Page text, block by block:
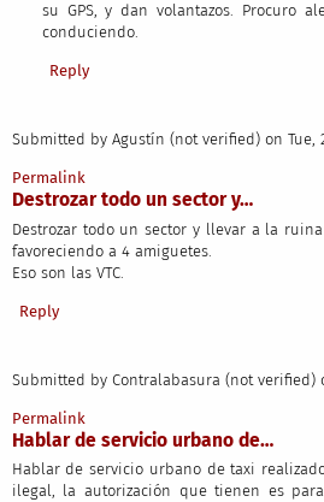
su GPS, y dan volantazos. Procuro
conduciendo.
Reply
Submitted by Agustín (not verified) on Tue,
Permalink
Destrozar todo un sector y…
Destrozar todo un sector y llevar a la
favoreciendo a 4 amiguetes.
Eso son las VTC.
Reply
Submitted by Contralabasura (not verified)
Permalink
Hablar de servicio urbano de…
Hablar de servicio urbano de taxi
ilegal, la autorización que tienen es